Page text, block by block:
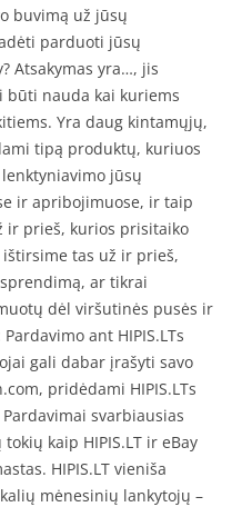
buvimą už jūsų
parduoti jūsų
Atsakymas yra…, jis
būti nauda kai kuriems
Yra daug kintamųjų,
tipą produktų, kuriuos
jūsų
ir apribojimuose, ir taip
ir prieš, kurios prisitaiko
tas už ir prieš,
ar tikrai
dėl viršutinės pusės ir
ant HIPIS.LTs
gali dabar įrašyti savo
pridėdami HIPIS.LTs
svarbiausias
kaip HIPIS.LT ir eBay
HIPIS.LT vieniša
mėnesinių lankytojų –